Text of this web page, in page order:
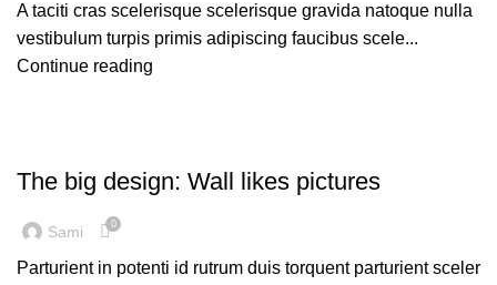
A taciti cras scelerisque scelerisque gravida natoque nulla
vestibulum turpis primis adipiscing faucibus scele...
Continue reading
The big design: Wall likes pictures
Sami 0
Parturient in potenti id rutrum duis torquent parturient sceler